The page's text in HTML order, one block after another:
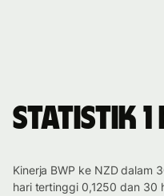
Statistik 1
Kinerja BWP ke NZD dalam
hari tertinggi 0,1250 dan 30